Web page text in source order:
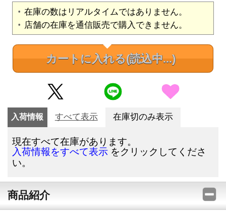
在庫の数はリアルタイムではありません。
店舗の在庫を通信販売で購入できません。
カートに入れる(読込中...)
入荷情報 すべて表示 在庫切のみ表示
現在すべて在庫があります。
入荷情報をすべて表示 をクリックしてくださ
い。
商品紹介